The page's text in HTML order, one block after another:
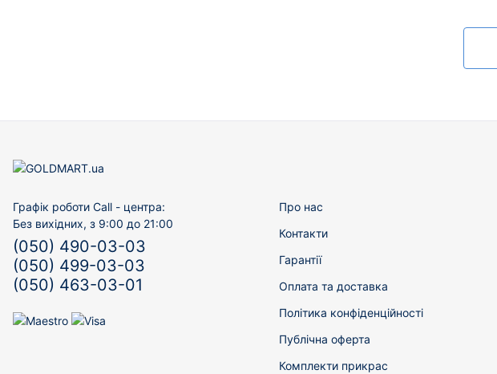
Графік роботи Call - центра:
Без вихідних, з 9:00 до 21:00
(050) 490-03-03
(050) 499-03-03
(050) 463-03-01
Про нас
Контакти
Гарантії
Оплата та доставка
Політика конфіденційності
Публічна оферта
Комплекти прикрас